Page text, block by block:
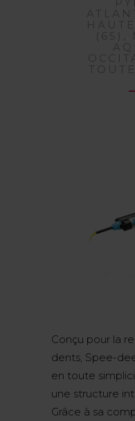
Conçu pour la
dents, Spee-
en toute
une structure
Grâce à sa